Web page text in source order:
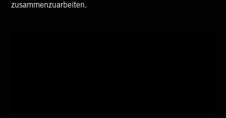
zusammenzuarbeiten.